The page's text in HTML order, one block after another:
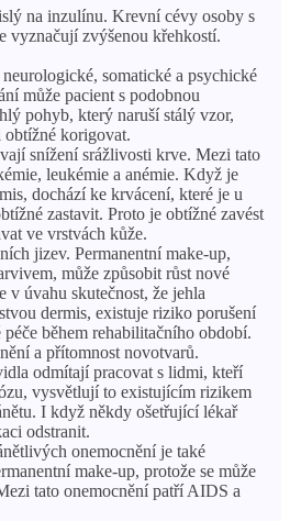
na inzulínu. Krevní cévy osoby s
vyznačují zvýšenou křehkostí.
somatické a psychické
může pacient s podobnou
pohyb, který naruší stálý vzor,
korigovat.
snížení srážlivosti krve. Mezi tato
leukémie a anémie. Když je
dochází ke krvácení, které je u
zastavit. Proto je obtížné zavést
ve vrstvách kůže.
jizev. Permanentní make-up,
může způsobit růst nové
v úvahu skutečnost, že jehla
dermis, existuje riziko porušení
během rehabilitačního období.
a přítomnost novotvarů.
odmítají pracovat s lidmi, kteří
vysvětlují to existujícím rizikem
I když někdy ošetřující lékař
odstranit.
onemocnění je také
make-up, protože se může
tato onemocnění patří AIDS a